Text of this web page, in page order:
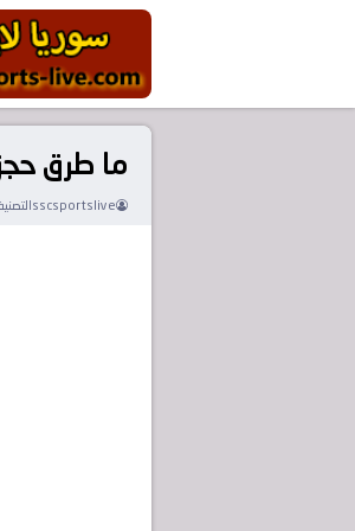
ما طرق حجز
sscsportslive